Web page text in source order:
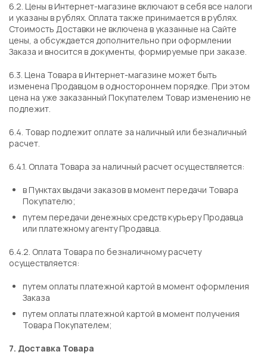
6.2. Цены в Интернет-магазине включают в себя все налоги
и указаны в рублях. Оплата также принимается в рублях.
Стоимость Доставки не включена в указанные на Сайте
цены, а обсуждается дополнительно при оформлении
Заказа и вносится в документы, формируемые при заказе.
6.3. Цена Товара в Интернет-магазине может быть
изменена Продавцом в одностороннем порядке. При этом
цена на уже заказанный Покупателем Товар изменению не
подлежит.
6.4. Товар подлежит оплате за наличный или безналичный
расчет.
6.4.1. Оплата Товара за наличный расчет осуществляется:
в Пунктах выдачи заказов в момент передачи Товара
Покупателю;
путем передачи денежных средств курьеру Продавца
или платежному агенту Продавца.
6.4.2. Оплата Товара по безналичному расчету
осуществляется:
путем оплаты платежной картой в момент оформления
Заказа
путем оплаты платежной картой в момент получения
Товара Покупателем;
7. Доставка Товара